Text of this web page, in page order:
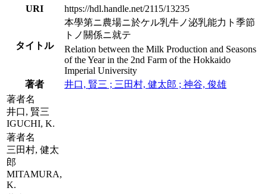
URI
https://hdl.handle.net/2115/13235
タイトル
本學第ニ農場ニ於ケル乳牛ノ泌乳能力ト季節
トノ關係ニ就テ
Relation between the Milk Production and Seasons
of the Year in the 2nd Farm of the Hokkaido
Imperial University
著者
井口, 賢三 ; 三田村, 健太郎 ; 神谷, 俊雄
著者名
井口, 賢三
IGUCHI, K.
著者名
三田村, 健太
郎
MITAMURA,
K.